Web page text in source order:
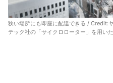
狭い場所にも即座に配達できる / Credit:
テック社の「サイクロローター」を用い